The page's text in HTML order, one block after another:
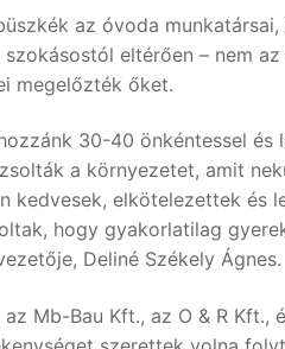
az óvoda
eltérően – nem
megelőzték őket.
30-40 önkéntessel
a környezetet, amit
kedvesek, elkötelezettek és
hogy gyakorlatilag
Deliné Székely Ágnes.
Mb-Bau Kft., az O & R Kft.,